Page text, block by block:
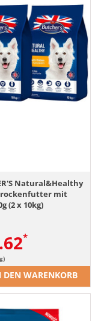
Natural&Healthy
mit
(2 x 10kg)
DEN WARENKORB